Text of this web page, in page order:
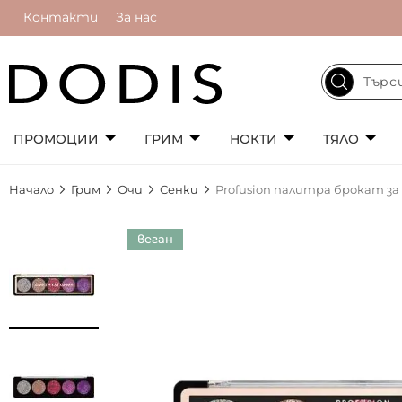
Контакти За нас
ПРОМОЦИИ ГРИМ НОКТИ ТЯЛО
Начало Грим Очи Сенки Profusion палитра брокат за
веган
края
на